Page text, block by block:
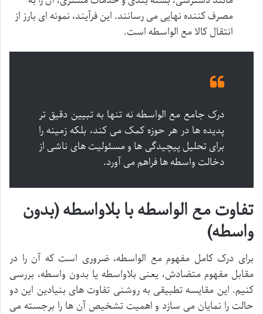
مصرف کننده نهایی می رسانند. این فرآیند، نمونه ای بارز از
انتقال کالا مع الواسطه است.
درک جامع مع الواسطه نه تنها به تبیین دقیق تر
پدیده ها در هر حوزه کمک می کند، بلکه زمینه را
برای تحلیل پیچیدگی ها و مسئولیت های ناشی از
دخالت واسطه ها فراهم می آورد.
تفاوت مع الواسطه با بلاواسطه (بدون
واسطه)
برای درک کامل مفهوم مع الواسطه، ضروری است که آن را در
مقابل مفهوم متضادش، یعنی بلاواسطه یا بدون واسطه، بررسی
کنیم. این مقایسه تطبیقی به روشنی تفاوت های بنیادین این دو
حالت را نمایان می سازد و اهمیت تشخیص آن ها را برجسته می